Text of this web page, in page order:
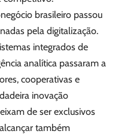
brasileiro passou
pela digitalização.
integrados de
analítica passaram a
cooperativas e
inovação
de ser exclusivos
também